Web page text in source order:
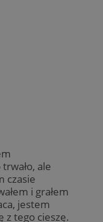
ale
czasie
i grałem
jestem
z tego cieszę.